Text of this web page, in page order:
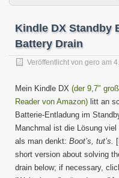
Kindle DX Standby
Battery Drain
Veröffentlicht von gero am
Mein Kindle DX (der 9,7″
Reader von Amazon) litt an
Batterie-Entladung im
Manchmal ist die Lösung viel
als man denkt: Boot’s, tut’s.
short version about solving
drain below; if necessary,